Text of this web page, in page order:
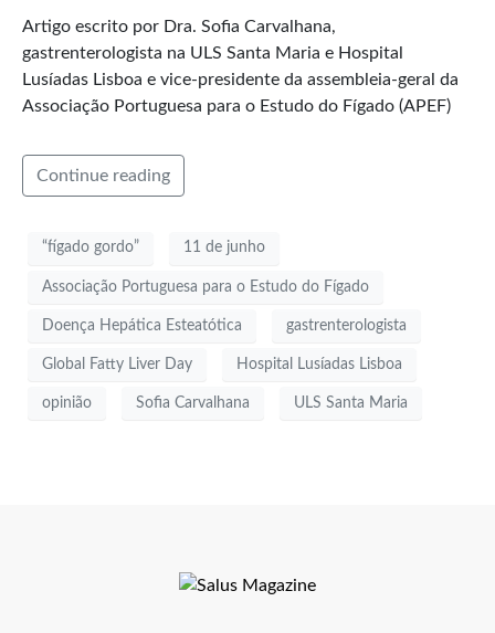
Artigo escrito por Dra. Sofia Carvalhana,
gastrenterologista na ULS Santa Maria e Hospital
Lusíadas Lisboa e vice-presidente da assembleia-geral da
Associação Portuguesa para o Estudo do Fígado (APEF)
Continue reading
“fígado gordo” 11 de junho
Associação Portuguesa para o Estudo do Fígado
Doença Hepática Esteatótica gastrenterologista
Global Fatty Liver Day Hospital Lusíadas Lisboa
opinião Sofia Carvalhana ULS Santa Maria